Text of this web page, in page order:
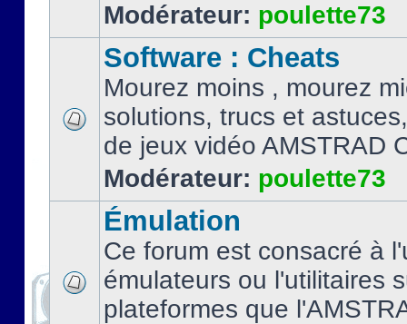
Modérateur: poulette73
Software : Cheats
Mourez moins , mourez
solutions, trucs et
de jeux vidéo AMSTRAD
Modérateur: poulette73
Émulation
Ce forum est consacré à
émulateurs ou l'utilitaires
plateformes que